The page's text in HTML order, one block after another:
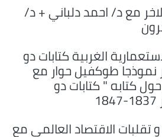
مع د/ احمد دلباني + د/
الغربية كتابات دو
نموذجا طوكفيل حوار مع
كتابه " كتابات دو
تقلبات الاقتصاد العالمي مع